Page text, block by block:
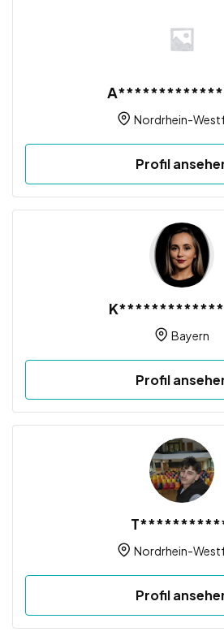
Nordrhein-
Profil
Bayern
Profil
Nordrhein-
Profil